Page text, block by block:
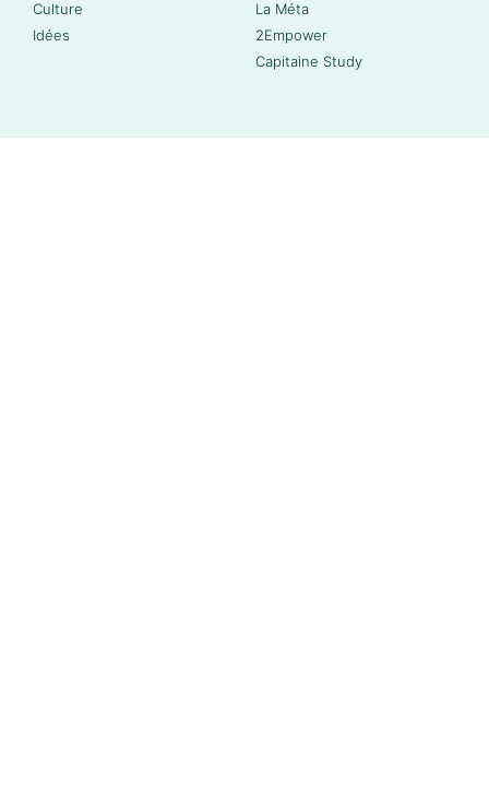
Culture
Idées
La Méta
2Empower
Capitaine Study